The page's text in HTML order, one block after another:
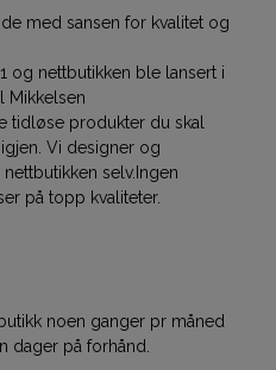
med sansen for kvalitet og
og nettbutikken ble lansert i
Mikkelsen
tidløse produkter du skal
Vi designer og
selv.Ingen
på topp kvaliteter.
noen ganger pr måned
dager på forhånd.